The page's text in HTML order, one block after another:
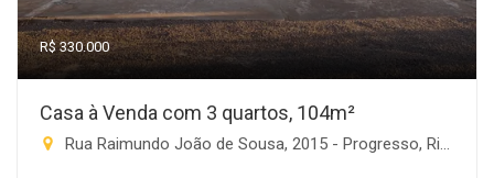
R$ 330.000
Casa à Venda com 3 quartos, 104m²
Rua Raimundo João de Sousa, 2015 - Progresso, Rio Brilhante-MS